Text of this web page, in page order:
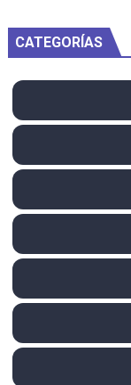
CATEGORÍAS